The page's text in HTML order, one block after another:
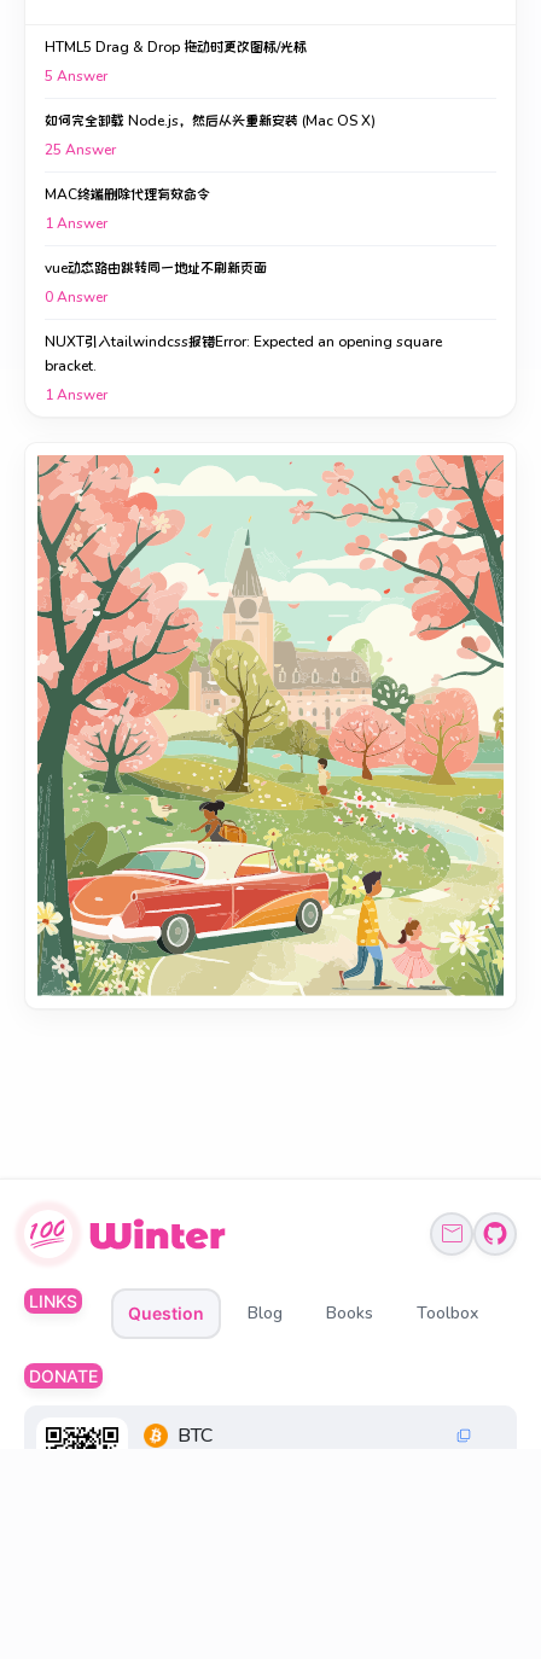
HTML5 Drag & Drop 拖动时更改图标/光标
5 Answer
如何完全卸载 Node.js，然后从头重新安装 (Mac OS X)
25 Answer
MAC终端删除代理有效命令
1Answer
vue动态路由跳转同一地址不刷新页面
0Answer
NUXT引入tailwindcss报错Error: Expected an opening square
bracket.
1Answer
LINKS
Question Blog Books Toolbox
DONATE
BTC